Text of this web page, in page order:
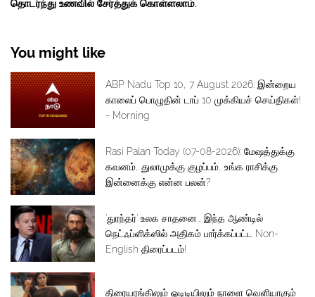
தொடர்ந்து உணவில் சேர்த்துக் கொள்ளலாம்.
You might like
ABP Nadu Top 10, 7 August 2026: இன்றைய
காலைப் பொழுதின் டாப் 10 முக்கியச் செய்திகள்!
- Morning
Rasi Palan Today (07-08-2026): மேஷத்துக்கு
கவனம்.. துலாமுக்கு குழப்பம்.. உங்க ராசிக்கு
இன்னைக்கு என்ன பலன்?
'துரந்தர்' உலக சாதனை... இந்த ஆண்டில்
நெட்ஃப்ளிக்ஸில் அதிகம் பார்க்கப்பட்ட Non-
English திரைப்படம்!
திரையரங்கிலும் ஓடிடியிலும் நாளை வெளியாகும்